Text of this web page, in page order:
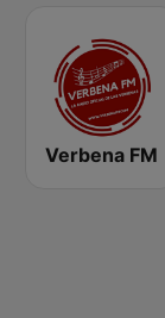
Verbena FM